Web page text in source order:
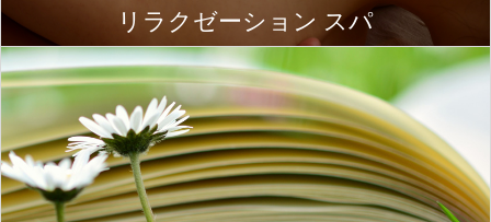
リラクゼーション スパ